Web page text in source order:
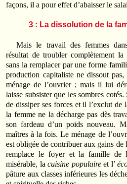
façons, il a pour effet d’abaisser le
3 : La dissolution de la
Mais le travail des femmes
résultat de troubler complètement
sans la remplacer par une forme
production capitaliste ne dissout
ménage de l’ouvrier ; mais il lui
laisse subsister que les sombres
de dissiper ses forces et il l’exclut
la femme ne la décharge pas dès
son fardeau d’un poids nouveau.
maîtres à la fois. Le ménage de
est obligée de contribuer aux gains
remplace le foyer et la famille de
misérable, lacuisine populaireet l’
pâture aux classes inférieures les